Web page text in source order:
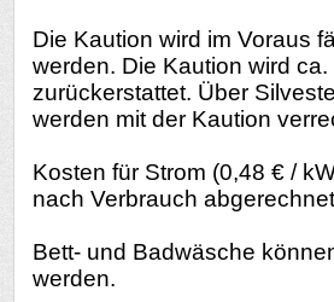
Die Kaution wird im Voraus
werden. Die Kaution wird
zurückerstattet. Über
werden mit der Kaution
Kosten für Strom (0,48 € /
nach Verbrauch
Bett- und Badwäsche
werden.